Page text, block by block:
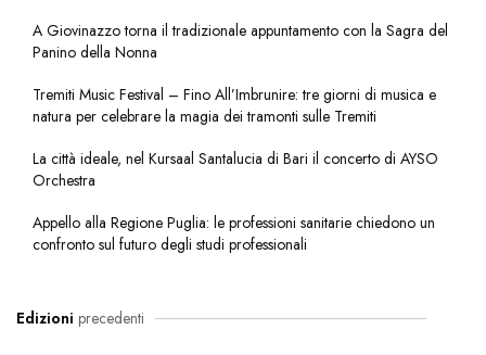
A Giovinazzo torna il tradizionale appuntamento con la Sagra del
Panino della Nonna
Tremiti Music Festival – Fino All’Imbrunire: tre giorni di musica e
natura per celebrare la magia dei tramonti sulle Tremiti
La città ideale, nel Kursaal Santalucia di Bari il concerto di AYSO
Orchestra
Appello alla Regione Puglia: le professioni sanitarie chiedono un
confronto sul futuro degli studi professionali
Edizioni precedenti